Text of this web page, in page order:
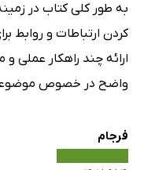
به طور کلی کتاب در
کردن ارتباطات و روابط
ارائه چند راهکار
واضح در خصوص
فرجام